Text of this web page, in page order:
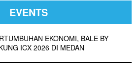
EVENTS
EKONOMI, BALE BY
ICX 2026 DI MEDAN